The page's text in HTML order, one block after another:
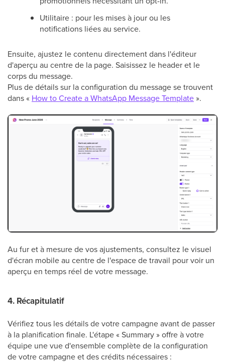
Utilitaire : pour les mises à jour ou les
notifications liées au service.
Ensuite, ajustez le contenu directement dans l'éditeur
d'aperçu au centre de la page. Saisissez le header et le
corps du message.
Plus de détails sur la configuration du message se trouvent
dans « How to Create a WhatsApp Message Template».
Au fur et à mesure de vos ajustements, consultez le visuel
d'écran mobile au centre de l'espace de travail pour voir un
aperçu en temps réel de votre message.
4. Récapitulatif
Vérifiez tous les détails de votre campagne avant de passer
à la planification finale. L'étape « Summary » offre à votre
équipe une vue d'ensemble complète de la configuration
de votre campagne et des crédits nécessaires :